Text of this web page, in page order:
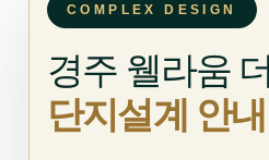
COMPLEX DESIGN
경주 웰라움
단지설계 안내